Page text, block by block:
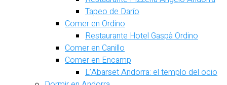
Tapeo de Darío
Comer en Ordino
Restaurante Hotel Gaspà Ordino
Comer en Canillo
Comer en Encamp
L’Abarset Andorra: el templo del ocio